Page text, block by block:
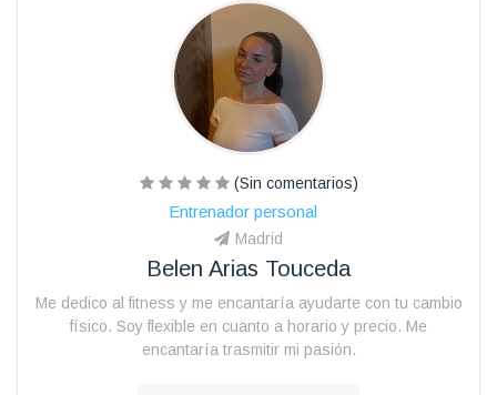
(Sin comentarios)
Entrenador personal
Madrid
Belen Arias Touceda
Me dedico al fitness y me encantaría ayudarte con tu cambio
físico. Soy flexible en cuanto a horario y precio. Me
encantaría trasmitir mi pasión.